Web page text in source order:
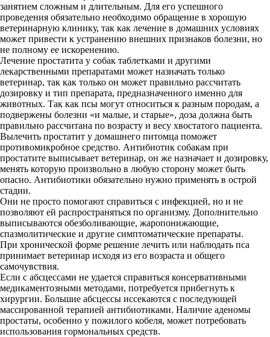
занятием сложным и длительным. Для его успешного
проведения обязательно необходимо обращение в хорошую
ветеринарную клинику, так как лечение в домашних условиях
может привести к устранению внешних признаков болезни, но
не полному ее искоренению.
Лечение простатита у собак таблетками и другими
лекарственными препаратами может назначать только
ветеринар, так как только он может правильно рассчитать
дозировку и тип препарата, предназначенного именно для
животных. Так как псы могут относиться к разным породам, а
подвержены болезни «и малые, и старые», доза должна быть
правильно рассчитана по возрасту и весу хвостатого пациента.
Вылечить простатит у домашнего питомца поможет
противомикробное средство. Антибиотик собакам при
простатите выписывает ветеринар, он же назначает и дозировку,
менять которую произвольно в любую сторону может быть
опасно. Антибиотики обязательно нужно применять в острой
стадии.
Они не просто помогают справиться с инфекцией, но и не
позволяют ей распространяться по организму. Дополнительно
выписываются обезболивающие, жаропонижающие,
спазмолитические и другие симптоматические препараты.
При хронической форме решение лечить или наблюдать пса
принимает ветеринар исходя из его возраста и общего
самочувствия.
Если с абсцессами не удается справиться консервативными
медикаментозными методами, потребуется прибегнуть к
хирургии. Большие абсцессы иссекаются с последующей
массированной терапией антибиотиками. Наличие аденомы
простаты, особенно у пожилого кобеля, может потребовать
использования гормональных средств.